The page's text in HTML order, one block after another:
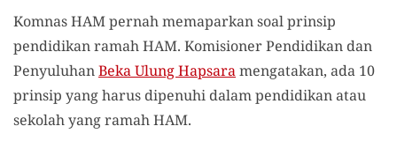
Komnas HAM pernah memaparkan soal prinsip
pendidikan ramah HAM. Komisioner Pendidikan dan
PenyuluhanBeka Ulung Hapsaramengatakan, ada 10
prinsip yang harus dipenuhi dalam pendidikan atau
sekolah yang ramah HAM.